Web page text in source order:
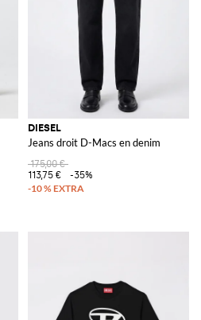
DIESEL
Jeans droit D-Macs en denim
175,00 €
113,75 €
-35%